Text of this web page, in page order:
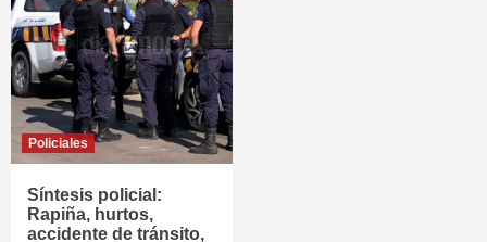
Policiales
Síntesis policial:
Rapiña, hurtos,
accidente de tránsito,